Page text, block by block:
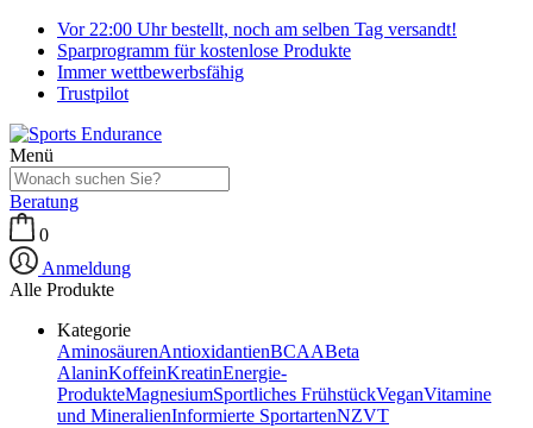
Vor 22:00 Uhr bestellt, noch am selben Tag versandt!
Sparprogramm für kostenlose Produkte
Immer wettbewerbsfähig
Trustpilot
Menü
Beratung
0
Anmeldung
Alle Produkte
Kategorie
AminosäurenAntioxidantienBCAABeta
AlaninKoffeinKreatinEnergie-
ProdukteMagnesiumSportliches FrühstückVeganVitamine
und MineralienInformierte SportartenNZVT